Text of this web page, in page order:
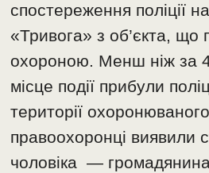
спостереження поліції
«Тривога» з об’єкта, що
охороною. Менш ніж за
місце події прибули
території
правоохоронці виявили
чоловіка —